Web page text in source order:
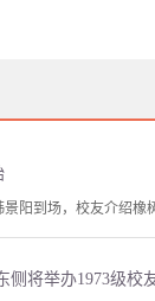
阳到场，校友介绍橡
将举办1973级校